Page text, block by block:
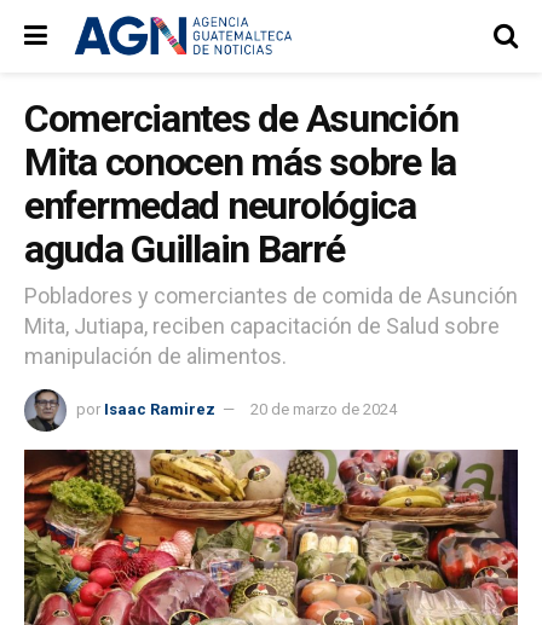
Comerciantes de Asunción
Mita conocen más sobre la
enfermedad neurológica
aguda Guillain Barré
Pobladores y comerciantes de comida de Asunción
Mita, Jutiapa, reciben capacitación de Salud sobre
manipulación de alimentos.
por Isaac Ramirez 20 de marzo de 2024